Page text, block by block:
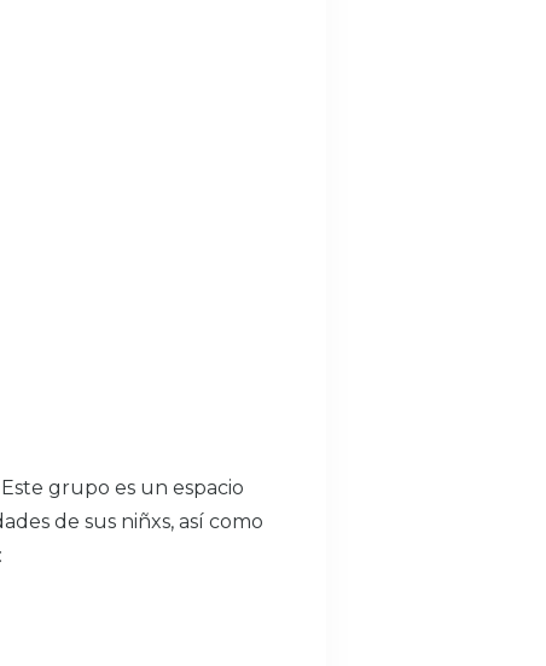
grupo es un espacio
de sus niñxs, así como